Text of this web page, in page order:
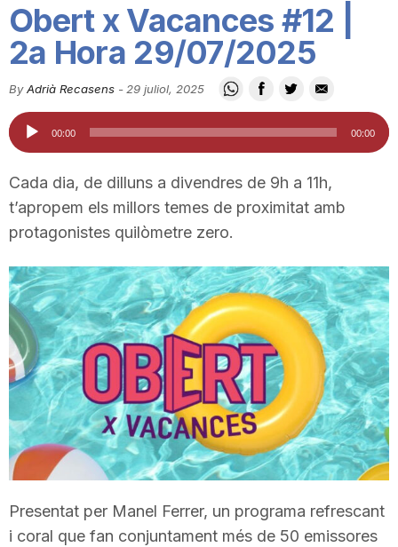
C
i
u
t
a
t
d
Obert x Vacances #12 |
2a Hora 29/07/2025
By Adrià Recasens - 29 juliol, 2025
Reproductor
d'àudio
00:00 00:00
Cada dia, de dilluns a divendres de 9h a 11h,
t’apropem els millors temes de proximitat amb
protagonistes quilòmetre zero.
Presentat per Manel Ferrer, un programa refrescant
i coral que fan conjuntament més de 50 emissores